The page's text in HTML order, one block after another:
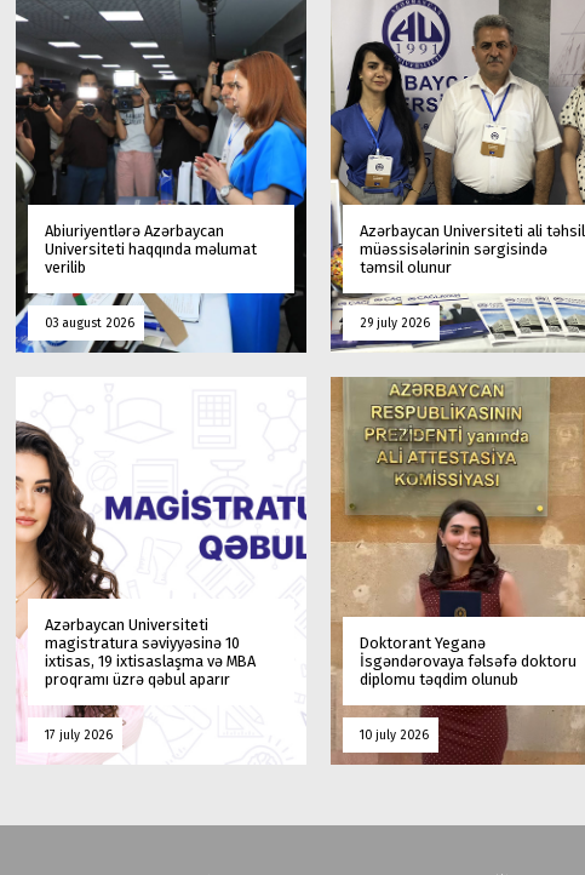
Abiuriyentlərə Azərbaycan
Universiteti haqqında məlumat
verilib
03 august 2026
Azərbaycan Universiteti ali təhsil
müəssisələrinin sərgisində
təmsil olunur
29 july 2026
Azərbaycan Universiteti
magistratura səviyyəsinə 10
ixtisas, 19 ixtisaslaşma və MBA
proqramı üzrə qəbul aparır
17 july 2026
Doktorant Yeganə
İsgəndərovaya fəlsəfə doktoru
diplomu təqdim olunub
10 july 2026